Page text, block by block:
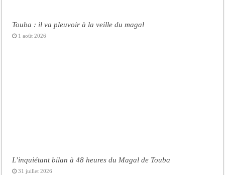
Touba : il va pleuvoir à la veille du magal
1 août 2026
L’inquiétant bilan à 48 heures du Magal de Touba
31 juillet 2026